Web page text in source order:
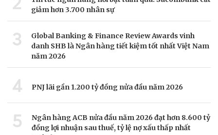
giảm hơn 3.700 nhân sự
3
Global Banking & Finance Review Awards vinh
danh SHB là Ngân hàng tiết kiệm tốt nhất Việt Nam
năm 2026
4 PNJ lãi gần 1.200 tỷ đồng nửa đầu năm 2026
5
Ngân hàng ACB nửa đầu năm 2026 đạt hơn 8.600 tỷ
đồng lợi nhuận sau thuế, tỷ lệ nợ xấu thấp nhất